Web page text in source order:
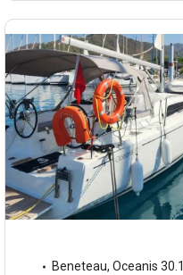
Beneteau, Oceanis 30.1